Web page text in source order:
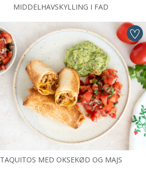
MIDDELHAVSKYLLING I FAD
TAQUITOS MED OKSEKØD OG MAJS